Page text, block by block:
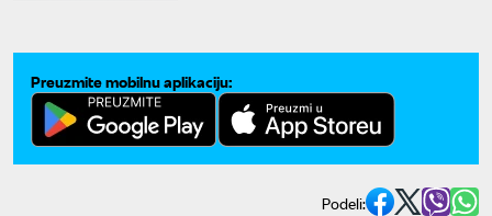
Preuzmite mobilnu aplikaciju:
Podeli: